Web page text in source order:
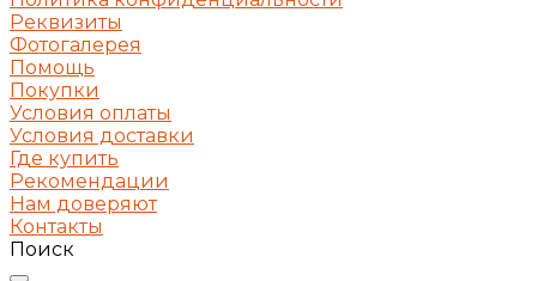
Реквизиты
Фотогалерея
Помощь
Покупки
Условия оплаты
Условия доставки
Где купить
Рекомендации
Нам доверяют
Контакты
Поиск